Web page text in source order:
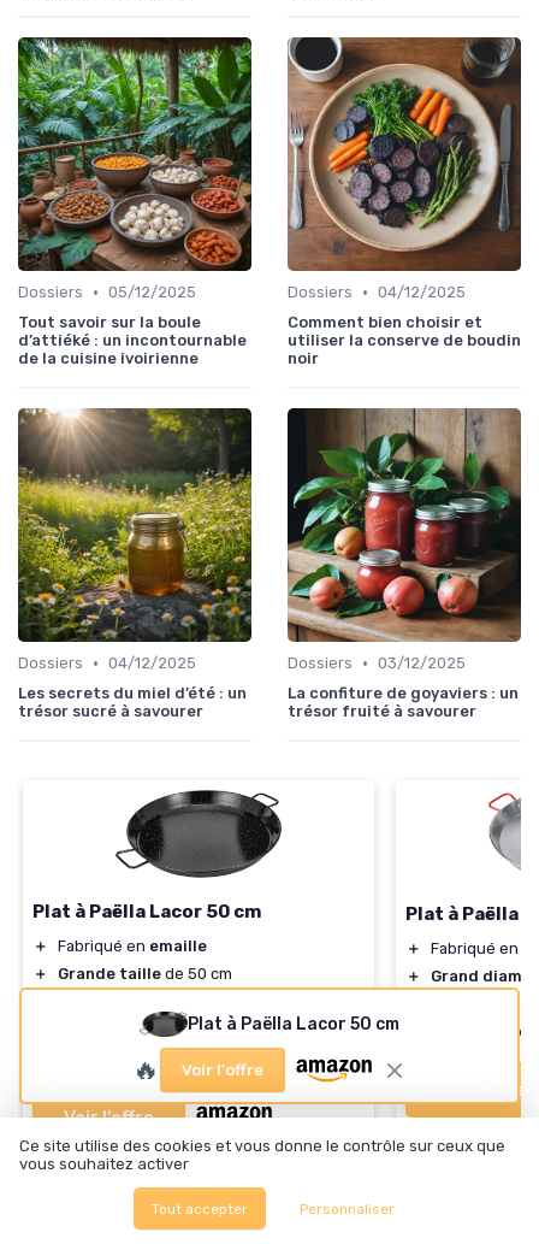
Dossiers • 05/12/2025
Tout savoir sur la boule
d’attiéké : un incontournable
de la cuisine ivoirienne
Dossiers • 04/12/2025
Comment bien choisir et
utiliser la conserve de boudin
noir
Dossiers • 04/12/2025
Les secrets du miel d’été : un
trésor sucré à savourer
Dossiers • 03/12/2025
La confiture de goyaviers : un
trésor fruité à savourer
Plat à Paëlla Lacor 50 cm
＋ Fabriqué en emaille
＋
Grande taille de 50 cm
Compatible avec plusieurs types defeu
Voir l'offre
Plat à Paëlla
＋ Fabriqué en
＋
Grand
pour
Voir l'offre
Plat à Paëlla Lacor 50 cm
🔥 Voir l'offre
Ce site utilise des cookies et vous donne le contrôle sur ceux que
vous souhaitez activer
Tout accepter Personnaliser